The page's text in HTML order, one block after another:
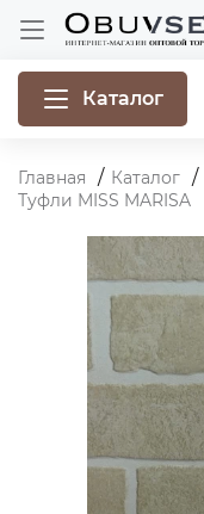
Каталог
Главная Каталог
Туфли MISS MARISA